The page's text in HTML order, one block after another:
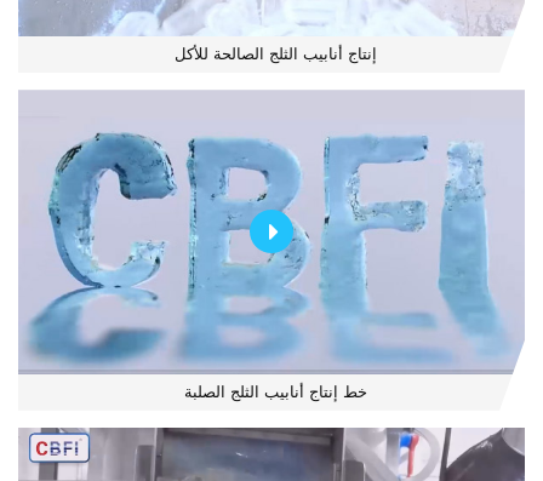
إنتاج أنابيب الثلج الصالحة للأكل
خط إنتاج أنابيب الثلج الصلبة